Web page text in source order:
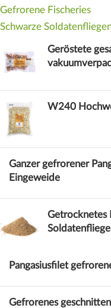
Gefrorene Fischeries
Schwarze
Geröstete
W240
Ganzer gefrorener
Eingeweide
Getrocknetes
Pangasiusfilet
Gefrorenes